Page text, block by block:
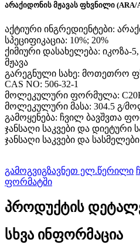
არაქიდონის მჟავას ფხვნილი (ARA/
აქტიური ინგრედიენტები:
სპეციფიკაცია: 10%; 20%
ქიმიური დასახელება: იკოზა-
მჟავა
გარეგნული სახე: მოთეთრო
CAS NO: 506-32-1
მოლეკულური ფორმულა:
მოლეკულური მასა: 304.5 გ/
გამოყენება: ჩვილ ბავშვთა
ჯანსაღი საკვები და დიეტური
ჯანსაღი საკვები და სასმელები
გამოგვიგზავნეთ ელ.წერილი
ფორმატში
პროდუქტის
სხვა ინფორმაცია